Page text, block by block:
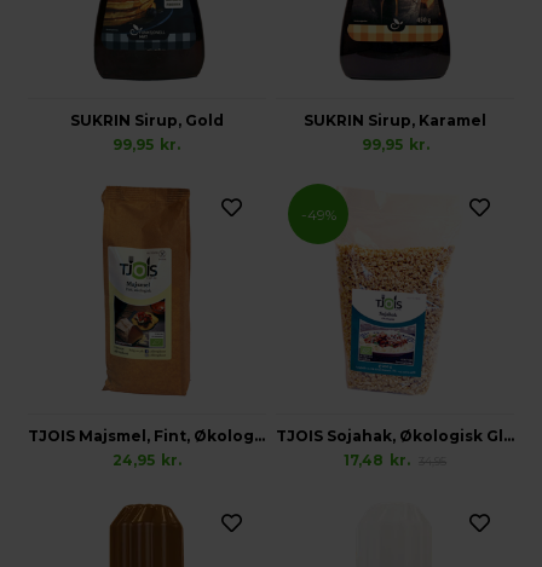
SUKRIN Sirup, Gold
99,95 kr.
SUKRIN Sirup, Karamel
99,95 kr.
TJOIS Majsmel, Fint, Økologisk
24,95 kr.
-49%
TJOIS Sojahak, Økologisk Glutenfri Vegansk
17,48 kr.